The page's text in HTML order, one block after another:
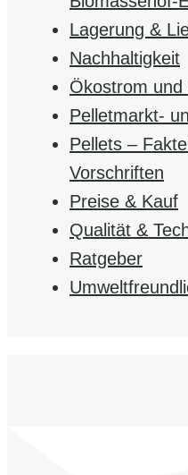
Lagerung &
Nachhaltigkeit
Ökostrom und
Pelletmarkt-
Pellets –
Vorschriften
Preise & Kauf
Qualität &
Ratgeber